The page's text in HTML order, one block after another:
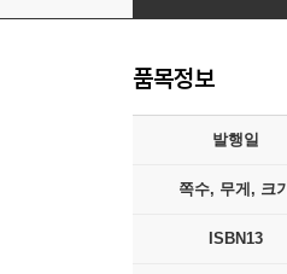
품목정보
발행일
쪽수, 무게, 크기
ISBN13